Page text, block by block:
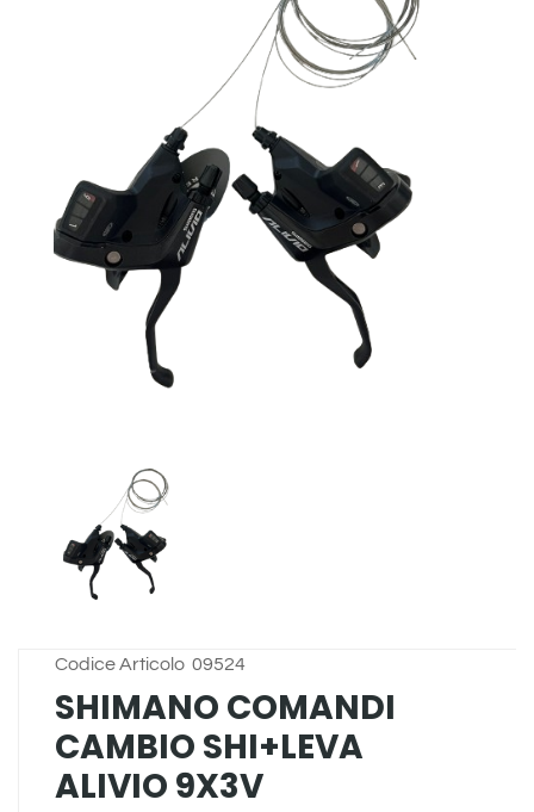
Codice Articolo 09524
SHIMANO COMANDI
CAMBIO SHI+LEVA
ALIVIO 9X3V